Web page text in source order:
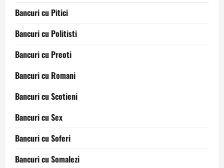
Bancuri cu Pitici
Bancuri cu Politisti
Bancuri cu Preoti
Bancuri cu Romani
Bancuri cu Scotieni
Bancuri cu Sex
Bancuri cu Soferi
Bancuri cu Somalezi